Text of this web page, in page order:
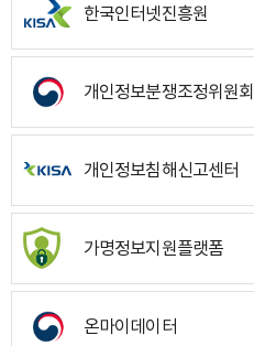
한국인터넷진흥원
개인정보분쟁조정위원회
개인정보침해신고센터
가명정보지원플랫폼
온마이데이터